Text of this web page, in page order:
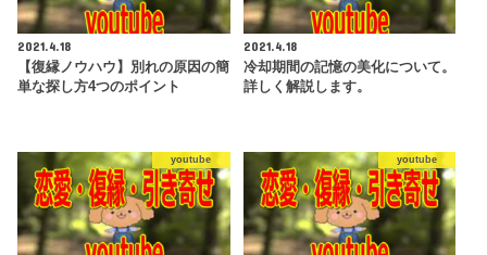
2021.4.18
【復縁ノウハウ】別れの原因の簡
単な探し方4つのポイント
2021.4.18
冷却期間の記憶の美化について。
詳しく解説します。
youtube youtube